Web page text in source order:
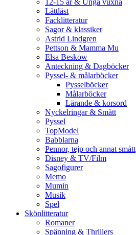
12-15 år & Unga vuxna
Lättläst
Facklitteratur
Sagor & klassiker
Astrid Lindgren
Pettson & Mamma Mu
Elsa Beskow
Anteckning & Dagböcker
Pyssel- & målarböcker
Pysselböcker
Målarböcker
Lärande & korsord
Nyckelringar & Smått
Pyssel
TopModel
Babblarna
Pennor, tejp och annat smått
Disney & TV/Film
Sagofigurer
Memo
Mumin
Musik
Spel
Skönlitteratur
Romaner
Spänning & Thrillers